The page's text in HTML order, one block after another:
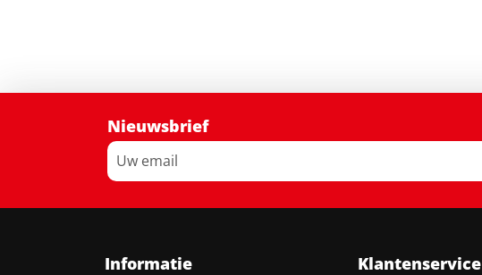
Nieuwsbrief
Informatie Klantenservice